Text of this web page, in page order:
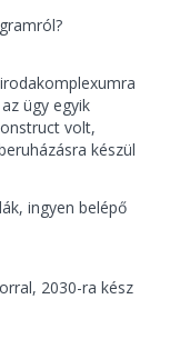
ügy egyik
volt,
készül
ingyen belépő
2030-ra kész